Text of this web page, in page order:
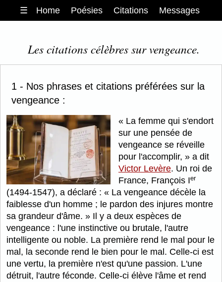
☰ Home Poésies Citations Messages
Les citations célèbres sur vengeance.
1 - Nos phrases et citations préférées sur la
vengeance :
La femme qui s'endort
sur une pensée de
vengeance se réveille
pour l'accomplir,
a dit
Victor Levère. Un roi de
France, François Ier
(1494-1547), a déclaré :
La vengeance décèle la
faiblesse d'un homme ; le pardon des injures montre
sa grandeur d'âme.
Il y a deux espèces de
vengeance : l'une instinctive ou brutale, l'autre
intelligente ou noble. La première rend le mal pour le
mal, la seconde rend le bien pour le mal. Celle-ci est
une vertu, la première n'est qu'une passion. L'une
détruit, l'autre féconde. Celle-ci élève l'âme et rend